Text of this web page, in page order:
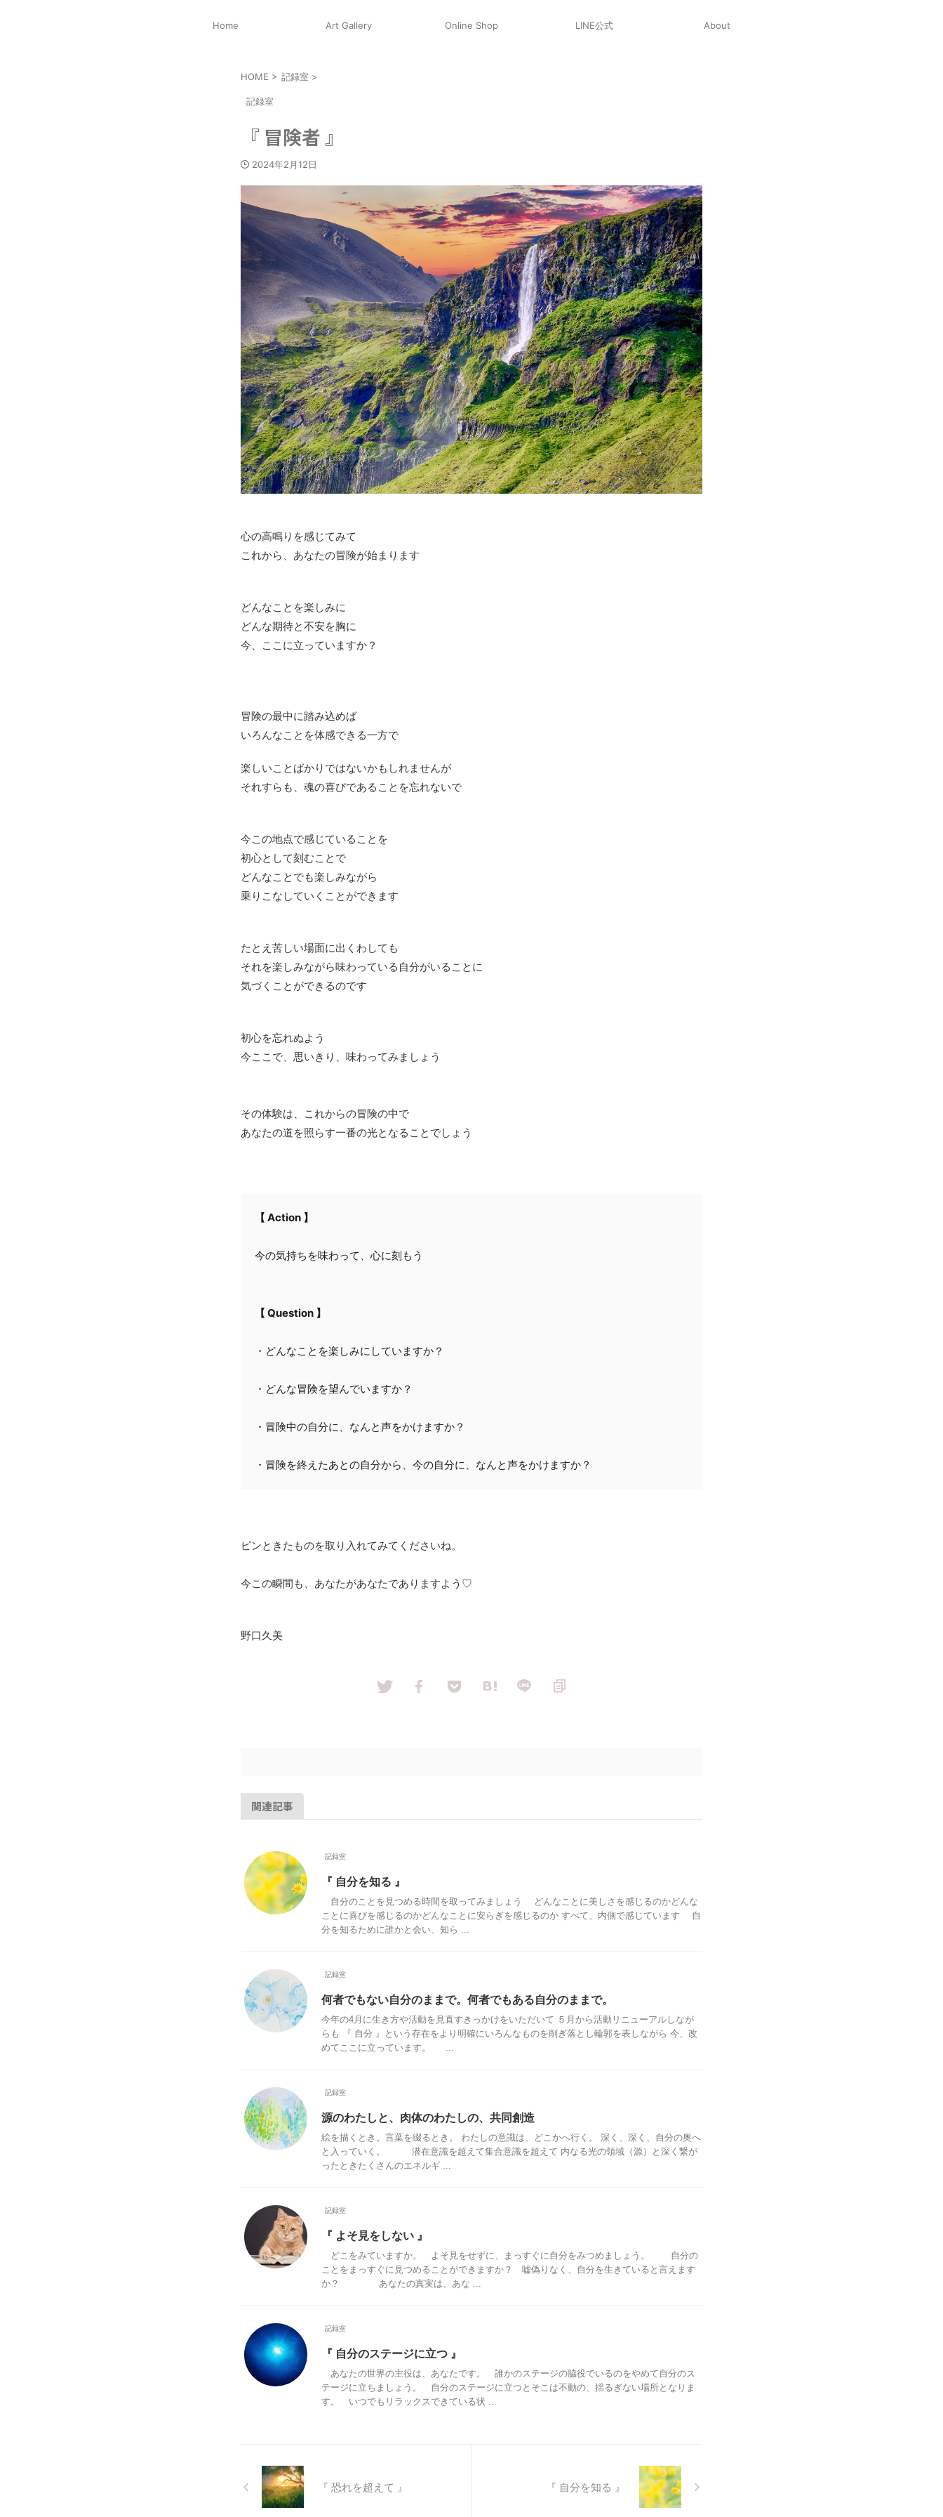
Home Art Gallery Online Shop LINE公式 About
HOME > 記録室 >
記録室
『 冒険者 』
2024年2月12日
心の高鳴りを感じてみて
これから、あなたの冒険が始まります
どんなことを楽しみに
どんな期待と不安を胸に
今、ここに立っていますか？
冒険の最中に踏み込めば
いろんなことを体感できる一方で
楽しいことばかりではないかもしれませんが
それすらも、魂の喜びであることを忘れないで
今この地点で感じていることを
初心として刻むことで
どんなことでも楽しみながら
乗りこなしていくことができます
たとえ苦しい場面に出くわしても
それを楽しみながら味わっている自分がいることに
気づくことができるのです
初心を忘れぬよう
今ここで、思いきり、味わってみましょう
その体験は、これからの冒険の中で
あなたの道を照らす一番の光となることでしょう
【 Action 】
今の気持ちを味わって、心に刻もう
【 Question 】
・どんなことを楽しみにしていますか？
・どんな冒険を望んでいますか？
・冒険中の自分に、なんと声をかけますか？
・冒険を終えたあとの自分から、今の自分に、なんと声をかけますか？
ピンときたものを取り入れてみてくださいね。
今この瞬間も、あなたがあなたでありますよう♡
野口久美
関連記事
記録室
『 自分を知る 』
自分のことを見つめる時間を取ってみましょう どんなことに美しさを感じるのかどんな
ことに喜びを感じるのかどんなことに安らぎを感じるのか すべて、内側で感じています 自
分を知るために誰かと会い、知ら ...
記録室
何者でもない自分のままで。何者でもある自分のままで。
今年の4月に生き方や活動を見直すきっかけをいただいて ５月から活動リニューアルしなが
らも 『 自分 』という存在をより明確にいろんなものを削ぎ落とし輪郭を表しながら 今、改
めてここに立っています。 ...
記録室
源のわたしと、肉体のわたしの、共同創造
絵を描くとき。言葉を綴るとき。 わたしの意識は、どこかへ行く。 深く、深く、自分の奥へ
と入っていく。 潜在意識を超えて集合意識を超えて 内なる光の領域（源）と深く繋が
ったときたくさんのエネルギ ...
記録室
『 よそ見をしない 』
どこをみていますか。 よそ見をせずに、まっすぐに自分をみつめましょう。 自分の
ことをまっすぐに見つめることができますか？ 嘘偽りなく、自分を生きていると言えます
か？ あなたの真実は、あな ...
記録室
『 自分のステージに立つ 』
あなたの世界の主役は、あなたです。 誰かのステージの脇役でいるのをやめて自分のス
テージに立ちましょう。 自分のステージに立つとそこは不動の、揺るぎない場所となりま
す。 いつでもリラックスできている状 ...
『 恐れを超えて 』 『 自分を知る 』